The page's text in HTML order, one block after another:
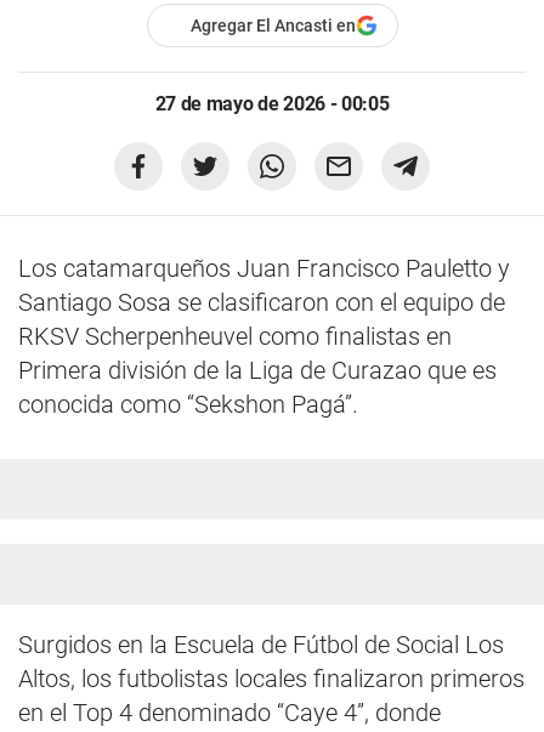
Agregar El Ancasti en
27 de mayo de 2026 - 00:05
Los catamarqueños Juan Francisco Pauletto y
Santiago Sosa se clasificaron con el equipo de
RKSV Scherpenheuvel como finalistas en
Primera división de la Liga de Curazao que es
conocida como “Sekshon Pagá”.
Surgidos en la Escuela de Fútbol de Social Los
Altos, los futbolistas locales finalizaron primeros
en el Top 4 denominado “Caye 4”, donde